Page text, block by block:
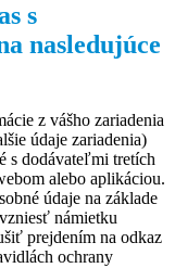
s
nasledujúce
z vášho zariadenia
údaje zariadenia)
s dodávateľmi tretích
alebo aplikáciou.
údaje na základe
námietku
prejdením na odkaz
ochrany